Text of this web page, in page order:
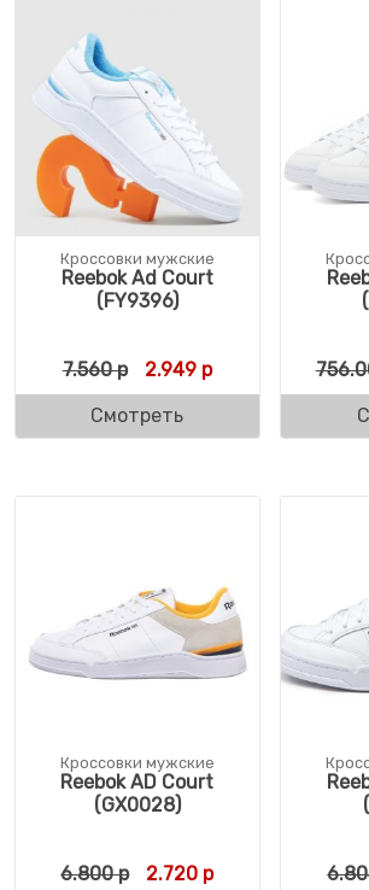
Кроссовки мужские
Reebok Ad Court
(FY9396)
7.560р Первоначальная цена
2.949рТекущая цена:
Смотреть
Кроссовки мужские
Reebok AD Court
(GX0028)
6.800р Первоначальная цена
2.720 рТекущая цена: